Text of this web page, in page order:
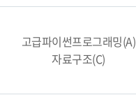
고급파이썬프로그래밍(A)
자료구조(C)